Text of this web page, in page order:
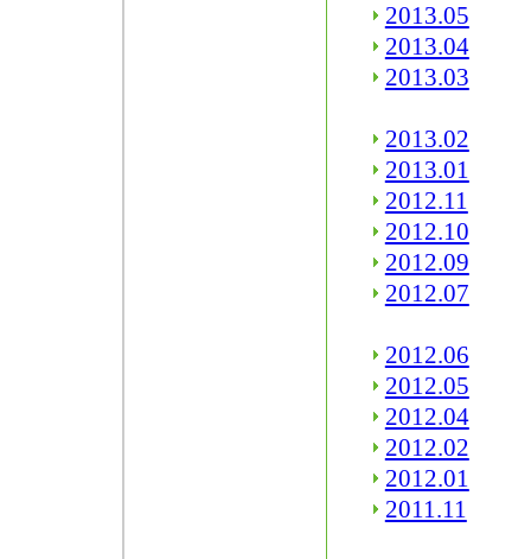
2013.05
2013.04
2013.03
2013.02
2013.01
2012.11
2012.10
2012.09
2012.07
2012.06
2012.05
2012.04
2012.02
2012.01
2011.11